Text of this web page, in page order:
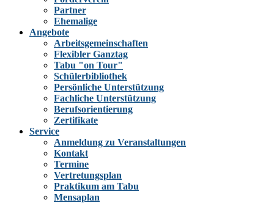
Partner
Ehemalige
Angebote
Arbeitsgemeinschaften
Flexibler Ganztag
Tabu "on Tour"
Schülerbibliothek
Persönliche Unterstützung
Fachliche Unterstützung
Berufsorientierung
Zertifikate
Service
Anmeldung zu Veranstaltungen
Kontakt
Termine
Vertretungsplan
Praktikum am Tabu
Mensaplan